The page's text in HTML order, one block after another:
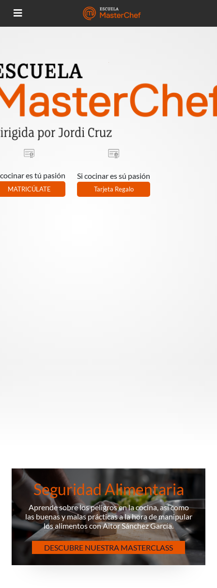
es tú pasión
MATRICÚLATE
Si cocinar es sú pasión
Tarjeta Regalo
Seguridad Alimentaria
Aprende sobre los peligros en la cocina, así como
las buenas y malas prácticas a la hora de manipular
los alimentos con Aitor Sánchez García.
DESCUBRE NUESTRA MASTERCLASS